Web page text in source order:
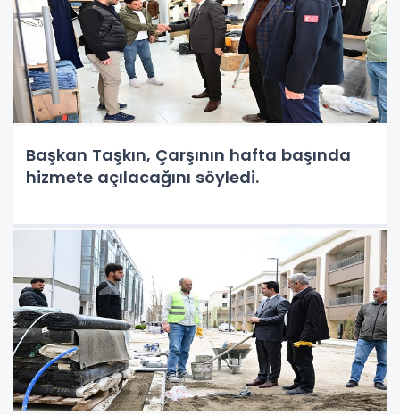
Başkan Taşkın, Çarşının hafta başında
hizmete açılacağını söyledi.